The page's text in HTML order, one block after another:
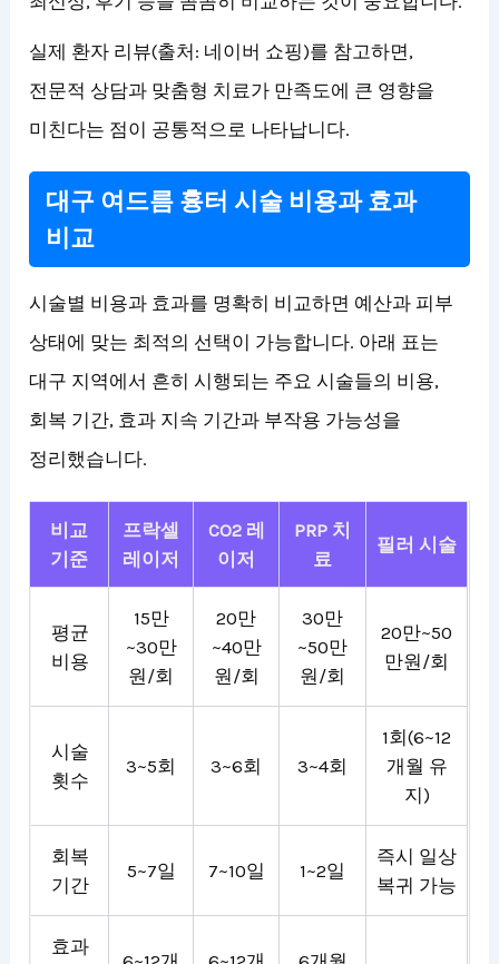
실제 환자 리뷰(출처: 네이버 쇼핑)를 참고하면,
전문적 상담과 맞춤형 치료가 만족도에 큰 영향을
미친다는 점이 공통적으로 나타납니다.
대구 여드름 흉터 시술 비용과 효과
비교
시술별 비용과 효과를 명확히 비교하면 예산과 피부
상태에 맞는 최적의 선택이 가능합니다. 아래 표는
대구 지역에서 흔히 시행되는 주요 시술들의 비용,
회복 기간, 효과 지속 기간과 부작용 가능성을
정리했습니다.
비교
기준
프락셀
레이저
CO2 레
이저
PRP 치
료
필러 시술
평균
비용
15만
~30만
원/회
20만
~40만
원/회
30만
~50만
원/회
20만~50
만원/회
시술
횟수
3~5회 3~6회 3~4회
1회(6~12
개월 유
지)
회복
기간
5~7일 7~10일 1~2일
즉시 일상
복귀 가능
효과